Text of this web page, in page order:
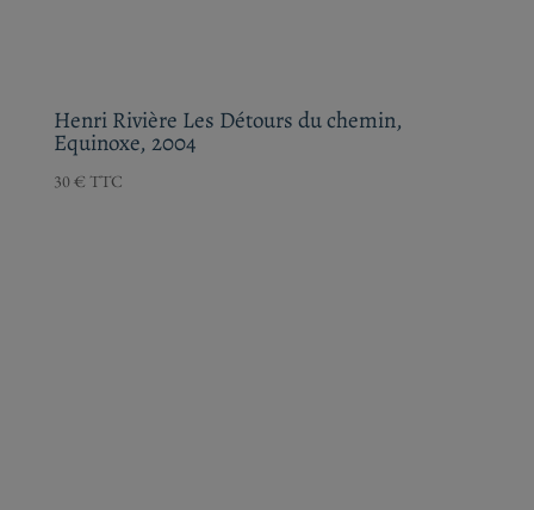
Henri Rivière Les Détours du chemin,
Equinoxe, 2004
30€ TTC